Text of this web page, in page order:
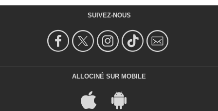
SUIVEZ-NOUS
ALLOCINÉ SUR MOBILE